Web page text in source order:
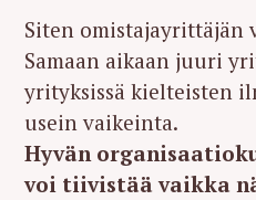
Siten omistajayrittäjän
Samaan aikaan juuri
yrityksissä kielteisten
usein vaikeinta.
Hyvän
voi tiivistää vaikka